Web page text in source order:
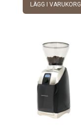
LÄGG I VARUKORG